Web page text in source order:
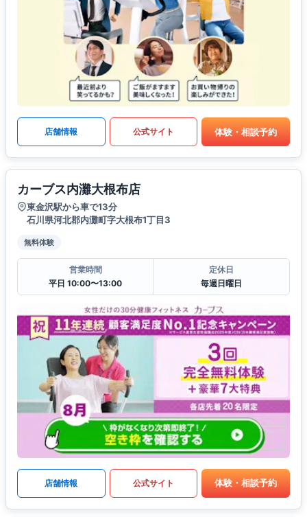
店舗情報 公式サイト 体験・相談予約
カーブス内灘大根布店
東金沢駅から車で13分
石川県河北郡内灘町字大根布1丁目3
無料体験
営業時間
平日 10:00〜13:00
定休日
毎週日曜日
店舗情報 公式サイト 体験・相談予約